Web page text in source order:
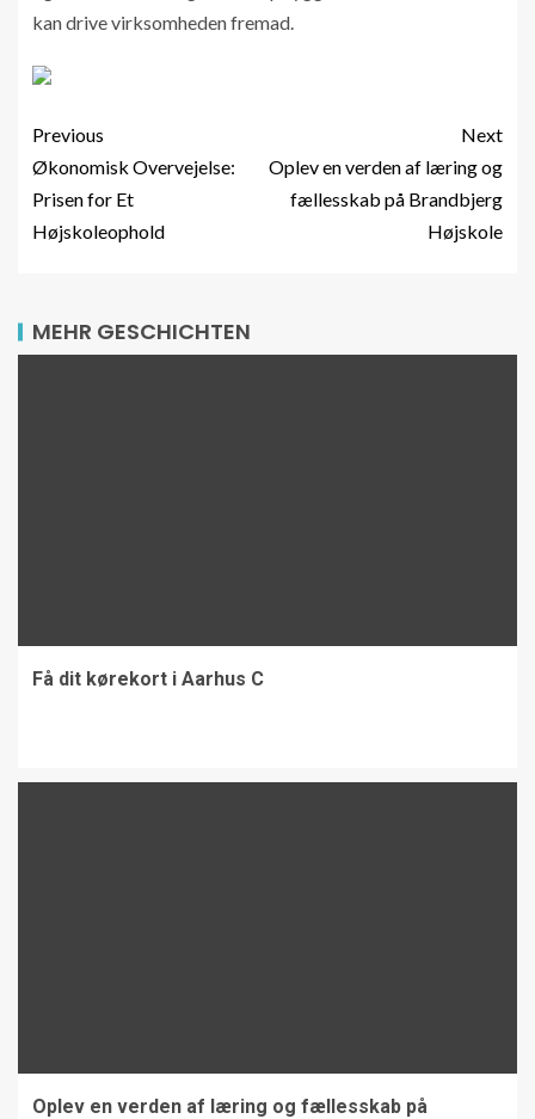
kan drive virksomheden fremad.
Previous
Økonomisk Overvejelse:
Prisen for Et
Højskoleophold
Next
Oplev en verden af læring og
fællesskab på Brandbjerg
Højskole
MEHR GESCHICHTEN
Få dit kørekort i Aarhus C
Oplev en verden af læring og fællesskab på